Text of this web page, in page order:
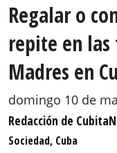
Regalar o
repite en
Madres en
domingo 10 de
Redacción de
Sociedad, Cuba